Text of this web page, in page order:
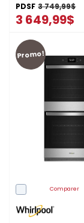
PDSF 3 749,99$
3 649,99$
Promo!
Comparer